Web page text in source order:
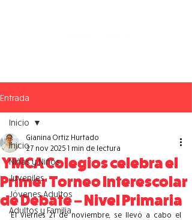
Entrada
Inicio
Niñas y Niños
Juveniles
Jóvenes Adultos
Adultos y Familia
Inicio
YMCA Colegios celebra el
Primer Torneo Interescolar
de Debate – Nivel Primaria
Gianina Ortiz Hurtado
27 nov 2025 1 min de lectura
El viernes 21 de noviembre, se llevó a cabo el